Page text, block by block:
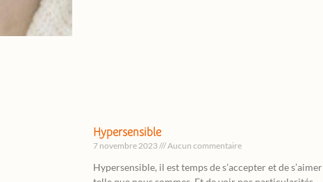
Hypersensible
7 novembre 2023 Aucun commentaire
Hypersensible, il est temps de s’accepter et de s’aimer